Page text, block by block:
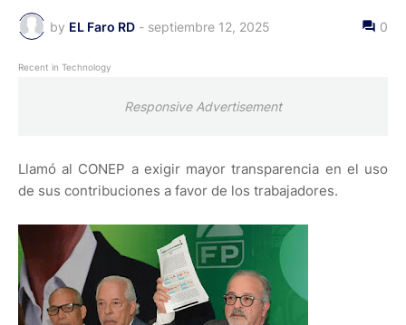
by EL Faro RD - septiembre 12, 2025 0
Recent in Technology
Responsive Advertisement
Llamó al CONEP a exigir mayor transparencia en el uso
de sus contribuciones a favor de los trabajadores.